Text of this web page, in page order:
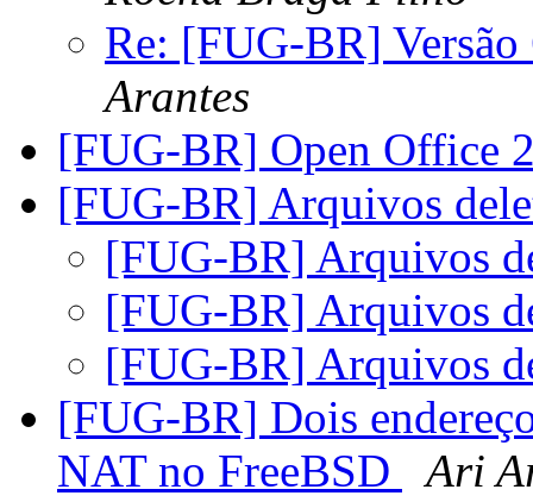
Re: [FUG-BR]
Arantes
[FUG-BR] Open Office
[FUG-BR] Arquivos
[FUG-BR] Arquivos
[FUG-BR] Arquivos
[FUG-BR] Arquivos
[FUG-BR] Dois
NAT no FreeBSD
Ari